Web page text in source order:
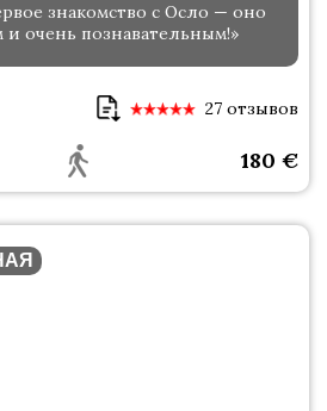
знакомство с Осло — оно
и очень познавательным!»
27 отзывов
180 €